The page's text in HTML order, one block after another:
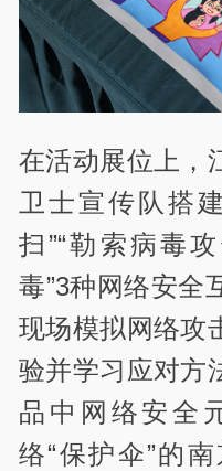
在活动展位上，
卫士宣传队搭
扫”“勒索病毒
毒”3种网络安全
现场模拟网络攻
验并学习应对方
品中网络安全
络“保护伞”的